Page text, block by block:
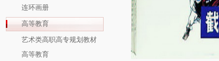
连环画册
高等教育
艺术类高职高专规划教材
高等教育